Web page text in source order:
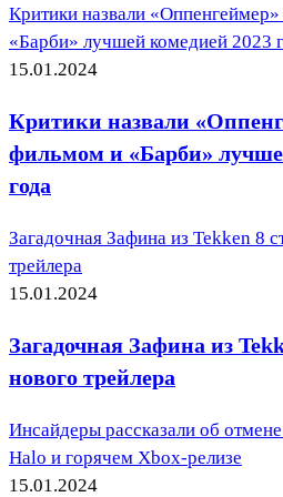
Критики назвали
«Барби» лучшей комедией 2023
15.01.2024
Критики назвали
фильмом и «Барби»
года
Загадочная Зафина из Tekken 8
трейлера
15.01.2024
Загадочная Зафина из
нового трейлера
Инсайдеры рассказали об
Halo и горячем Xbox-релизе
15.01.2024